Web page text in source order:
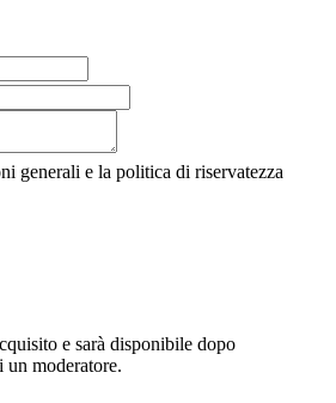
generali e la politica di riservatezza
e sarà disponibile dopo
un moderatore.